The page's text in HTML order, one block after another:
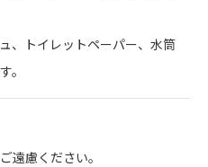
、トイレットペーパー、水筒
。
遠慮ください。